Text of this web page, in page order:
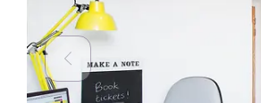
Yugo La col·laboració
innovació, l'ambició i els